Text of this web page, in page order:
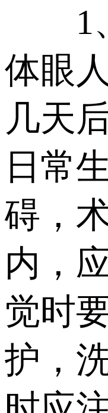
1、
体眼
几天
日常
碍，
内，
觉时
护，